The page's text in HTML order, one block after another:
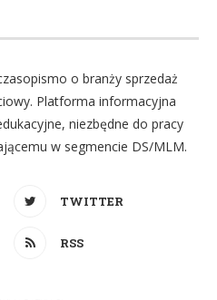
o branży sprzedaż
Platforma informacyjna
niezbędne do pracy
w segmencie DS/MLM.
TWITTER
RSS